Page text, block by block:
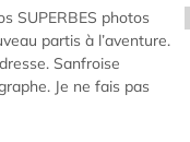
SUPERBES photos
partis à l’aventure.
Sanfroise
Je ne fais pas